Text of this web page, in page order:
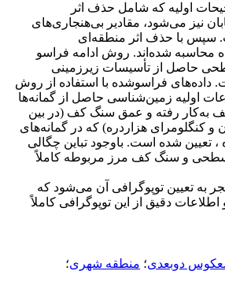
اولیه که شامل حذف اثر
نیز می‌شود، مقادیر بی‌هنجاری‌های
سپس با حذف اثر منطقه‌ای
محاسبه شده‌اند. روش ادامه فراسو
حاصل از تأسیسات زیرزمینی
داده‌های فراسوشده با استفاده از روش
اولیه زمین‌شناسی حاصل از گمانه‌ها
به‌کار رفته و عمق سنگ کف (در بین
کنگلومرای هزاردره) که در گمانه‌های
شده است. باوجود تباین چگالی
و سنگ کف مرز مربوطه کاملاً
تعیین توپوگرافی آن می‌شود که
دقیق از این توپوگرافی کاملاً
دوبعدی؛ منطقه شهری؛